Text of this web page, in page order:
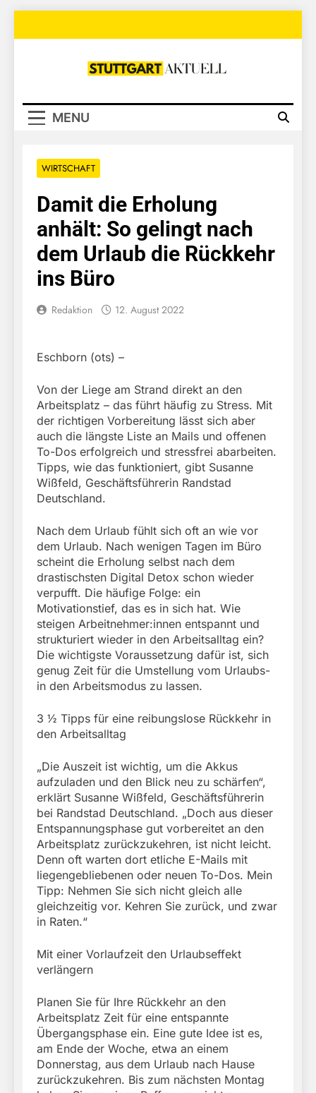
Stuttgart
MENU
WIRTSCHAFT
Damit die Erholung
anhält: So gelingt nach
dem Urlaub die Rückkehr
ins Büro
Redaktion 12. August 2022
Eschborn (ots) –
Von der Liege am Strand direkt an den
Arbeitsplatz – das führt häufig zu Stress. Mit
der richtigen Vorbereitung lässt sich aber
auch die längste Liste an Mails und offenen
To-Dos erfolgreich und stressfrei abarbeiten.
Tipps, wie das funktioniert, gibt Susanne
Wißfeld, Geschäftsführerin Randstad
Deutschland.
Nach dem Urlaub fühlt sich oft an wie vor
dem Urlaub. Nach wenigen Tagen im Büro
scheint die Erholung selbst nach dem
drastischsten Digital Detox schon wieder
verpufft. Die häufige Folge: ein
Motivationstief, das es in sich hat. Wie
steigen Arbeitnehmer:innen entspannt und
strukturiert wieder in den Arbeitsalltag ein?
Die wichtigste Voraussetzung dafür ist, sich
genug Zeit für die Umstellung vom Urlaubs-
in den Arbeitsmodus zu lassen.
3 ½ Tipps für eine reibungslose Rückkehr in
den Arbeitsalltag
„Die Auszeit ist wichtig, um die Akkus
aufzuladen und den Blick neu zu schärfen“,
erklärt Susanne Wißfeld, Geschäftsführerin
bei Randstad Deutschland. „Doch aus dieser
Entspannungsphase gut vorbereitet an den
Arbeitsplatz zurückzukehren, ist nicht leicht.
Denn oft warten dort etliche E-Mails mit
liegengebliebenen oder neuen To-Dos. Mein
Tipp: Nehmen Sie sich nicht gleich alle
gleichzeitig vor. Kehren Sie zurück, und zwar
in Raten.“
Mit einer Vorlaufzeit den Urlaubseffekt
verlängern
Planen Sie für Ihre Rückkehr an den
Arbeitsplatz Zeit für eine entspannte
Übergangsphase ein. Eine gute Idee ist es,
am Ende der Woche, etwa an einem
Donnerstag, aus dem Urlaub nach Hause
zurückzukehren. Bis zum nächsten Montag